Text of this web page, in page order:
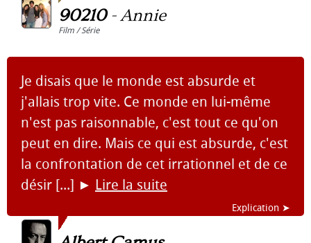
90210-Annie
Film / Série
Je disais que le monde est absurde et
j'allais trop vite. Ce monde en lui-même
n'est pas raisonnable, c'est tout ce qu'on
peut en dire. Mais ce qui est absurde, c'est
la confrontation de cet irrationnel et de ce
désir [...] ► Lire la suite
Explication ➤